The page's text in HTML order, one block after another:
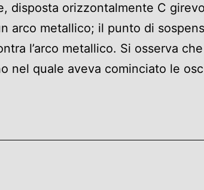
disposta orizzontalmente C
arco metallico; il punto di
l’arco metallico. Si osserva
nel quale aveva cominciato le